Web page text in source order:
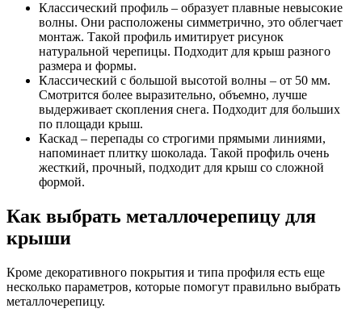
Классический профиль – образует плавные невысокие
волны. Они расположены симметрично, это облегчает
монтаж. Такой профиль имитирует рисунок
натуральной черепицы. Подходит для крыш разного
размера и формы.
Классический с большой высотой волны – от 50 мм.
Смотрится более выразительно, объемно, лучше
выдерживает скопления снега. Подходит для больших
по площади крыш.
Каскад – перепады со строгими прямыми линиями,
напоминает плитку шоколада. Такой профиль очень
жесткий, прочный, подходит для крыш со сложной
формой.
Как выбрать металлочерепицу для
крыши
Кроме декоративного покрытия и типа профиля есть еще
несколько параметров, которые помогут правильно выбрать
металлочерепицу.